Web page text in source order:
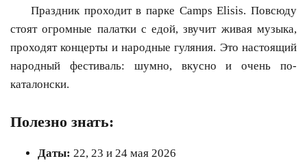
Праздник проходит в парке Camps Elisis. Повсюду
стоят огромные палатки с едой, звучит живая музыка,
проходят концерты и народные гуляния. Это настоящий
народный фестиваль: шумно, вкусно и очень по-
каталонски.
Полезно знать:
Даты: 22, 23 и 24 мая 2026